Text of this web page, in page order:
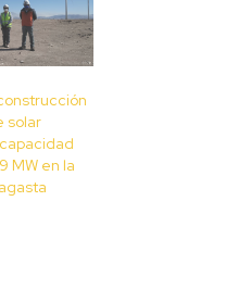
solar
MW en la